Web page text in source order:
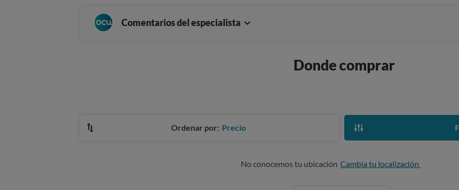
Comentarios del especialista
Donde comprar
Ordenar por: Precio
No conocemos tu ubicación Cambia tu localización